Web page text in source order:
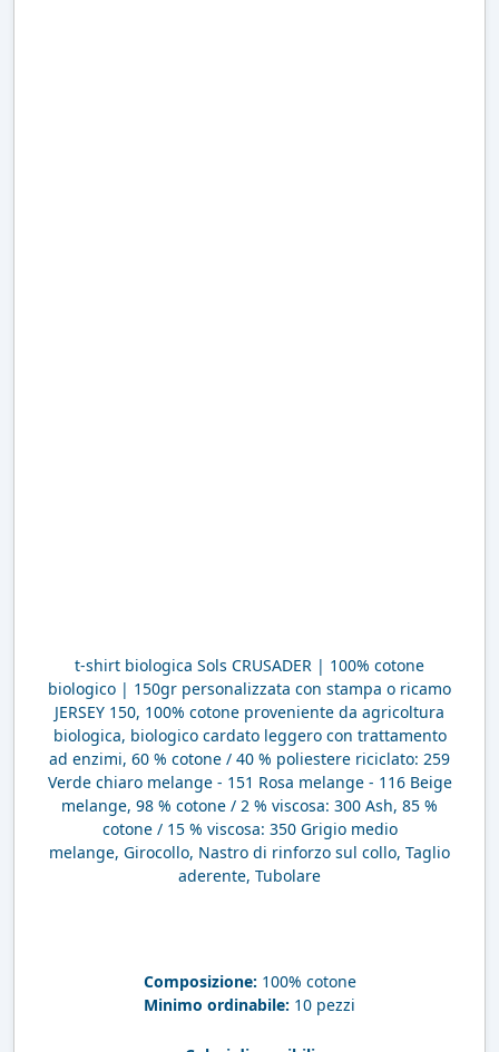
t-shirt biologica Sols CRUSADER | 100% cotone
biologico | 150gr personalizzata con stampa o ricamo
JERSEY 150, 100% cotone proveniente da agricoltura
biologica, biologico cardato leggero con trattamento
ad enzimi, 60 % cotone / 40 % poliestere riciclato: 259
Verde chiaro melange - 151 Rosa melange - 116 Beige
melange, 98 % cotone / 2 % viscosa: 300 Ash, 85 %
cotone / 15 % viscosa: 350 Grigio medio
melange, Girocollo, Nastro di rinforzo sul collo, Taglio
aderente, Tubolare
Composizione: 100% cotone
Minimo ordinabile: 10 pezzi